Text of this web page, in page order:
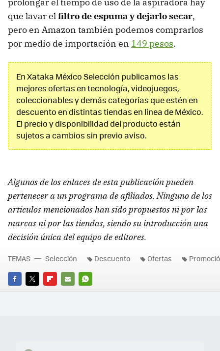
prolongar el tiempo de uso de la aspiradora hay
que lavar elfiltro de espuma y dejarlo secar,
pero en Amazon también podemos comprarlos
por medio de importación en 149 pesos.
En Xataka México Selección publicamos las
mejores ofertas en tecnología, videojuegos,
coleccionables y demás categorías que estén en
descuento en distintas tiendas en línea de México.
El precio y disponibilidad del producto están
sujetos a cambios sin previo aviso.
Algunos de los enlaces de esta publicación pueden
pertenecer a un programa de afiliados. Ninguno de los
artículos mencionados han sido propuestos ni por las
marcas ni por las tiendas, siendo su introducción una
decisión única del equipo de editores.
FACEBOOK
TWITTERFLIPBOARD
E-
WHATSAPP
TEMAS Selección Descuento Ofertas